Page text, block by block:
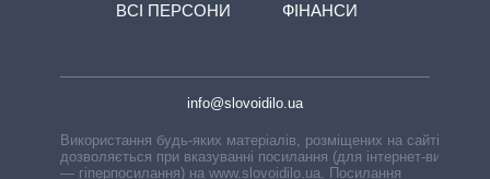
ВСІ ПЕРСОНИ
ФІНАНСИ
info@slovoidilo.ua
Використання будь-яких матеріалів, розміщених на сайті,
дозволяється при вказуванні посилання (для інтернет-видань
— гіперпосилання) на www.slovoidilo.ua. Посилання